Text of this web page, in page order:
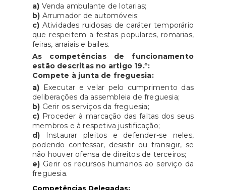
a) Venda ambulante de lotarias;
b) Arrumador de automóveis;
c) Atividades ruidosas de caráter temporário
que respeitem a festas populares, romarias,
feiras, arraiais e bailes.
As competências de funcionamento
estão descritas no artigo 19.º:
Compete à junta de freguesia:
a) Executar e velar pelo cumprimento das
deliberações da assembleia de freguesia;
b) Gerir os serviços da freguesia;
c) Proceder à marcação das faltas dos seus
membros e à respetiva justificação;
d) Instaurar pleitos e defender-se neles,
podendo confessar, desistir ou transigir, se
não houver ofensa de direitos de terceiros;
e) Gerir os recursos humanos ao serviço da
freguesia.
Competências Delegadas: